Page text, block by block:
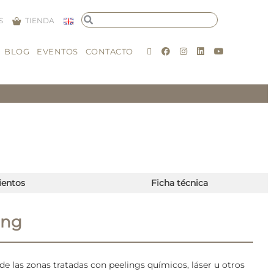
TIENDA
BLOG EVENTOS CONTACTO
Ficha técnica
las zonas tratadas con peelings químicos, láser u otros